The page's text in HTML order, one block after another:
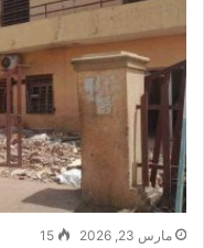
مارس 23, 2026 15